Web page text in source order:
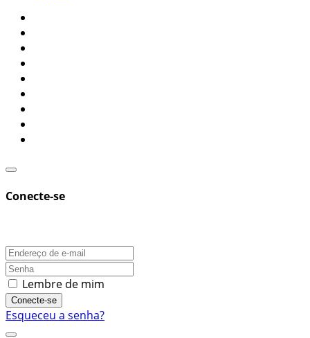
Conecte-se
Lembre de mim
Conecte-se
Esqueceu a senha?